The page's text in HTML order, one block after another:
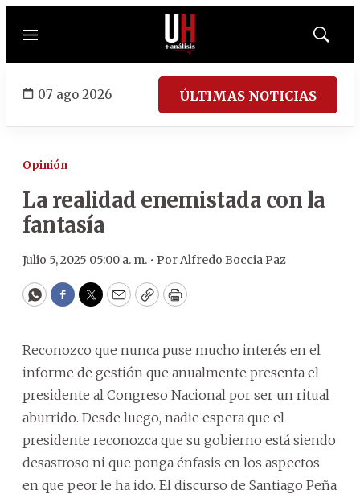
Menú
Mostrar
07 ago 2026 ÚLTIMAS NOTICIAS
Opinión
La realidad enemistada con la
fantasía
Julio 5, 2025 05:00 a. m. • PorAlfredo Boccia Paz
WhatsApp
Facebook
Twitter
EmailCopyPrint
Reconozco que nunca puse mucho interés en el
informe de gestión que anualmente presenta el
presidente al Congreso Nacional por ser un ritual
aburrido. Desde luego, nadie espera que el
presidente reconozca que su gobierno está siendo
desastroso ni que ponga énfasis en los aspectos
en que peor le ha ido. El discurso de Santiago Peña